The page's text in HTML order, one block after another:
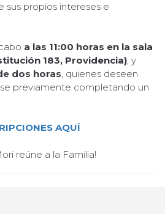
sus propios intereses e
a las 11:00 horas en la sala
183, Providencia), y
dos horas, quienes deseen
previamente completando un
AQUÍ
reúne a la Familia!